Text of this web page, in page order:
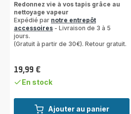
Ajouter au panier
Redonnez vie à vos tapis grâce au
nettoyage vapeur
Expédié par notre entrepôt
accessoires - Livraison de 3 à 5
jours.
(Gratuit à partir de 30€). Retour gratuit.
Prix
19,99 €
En stock